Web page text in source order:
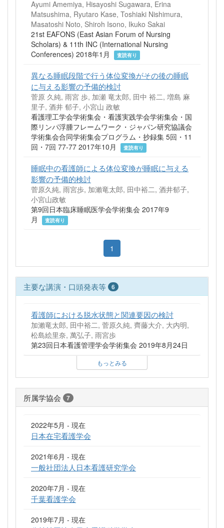
Ayumi Amemiya, Hisayoshi Sugawara, Erina
Matsushima, Ryutaro Kase, Toshiaki Nishimura,
Masatoshi Noto, Shiroh Isono, Ikuko Sakai
21st EAFONS (East Asian Forum of Nursing
Scholars) & 11th INC (International Nursing
Conferences) 2018年1月
査読有り
異なる睡眠段階で行う体位変換がその後の睡眠
に与える影響の予備的検討
菅原 久純, 雨宮 歩, 加瀬 竜太郎, 田中 裕二, 増島 麻
里子, 酒井 郁子, 小宮山 政敏
看護理工学会学術集会・看護実践学会学術集会・国
際リンパ浮腫フレームワーク・ジャパン研究協議会
学術集会合同学術集会プログラム・抄録集 5回・11
回・7回 77-77 2017年10月
査読有り
睡眠中の看護師による体位変換が睡眠に与える
影響の予備的検討
菅原久純, 雨宮歩, 加瀨竜太郎, 田中裕二, 酒井郁子,
小宮山政敏
第9回日本臨床睡眠医学会学術集会 2017年9
月
査読有り
1
主要な講演・口頭発表等 6
看護師における脱水状態と関連要因の検討
加瀨竜太郎, 田中裕二, 菅原久純, 齊藤大介, 大内明,
松島絵里奈, 萬弘子, 雨宮歩
第23回日本看護管理学会学術集会 2019年8月24日
もっとみる
所属学協会 7
2022年5月 - 現在
日本在宅看護学会
2021年6月 - 現在
一般社団法人日本看護研究学会
2020年7月 - 現在
千葉看護学会
2019年7月 - 現在